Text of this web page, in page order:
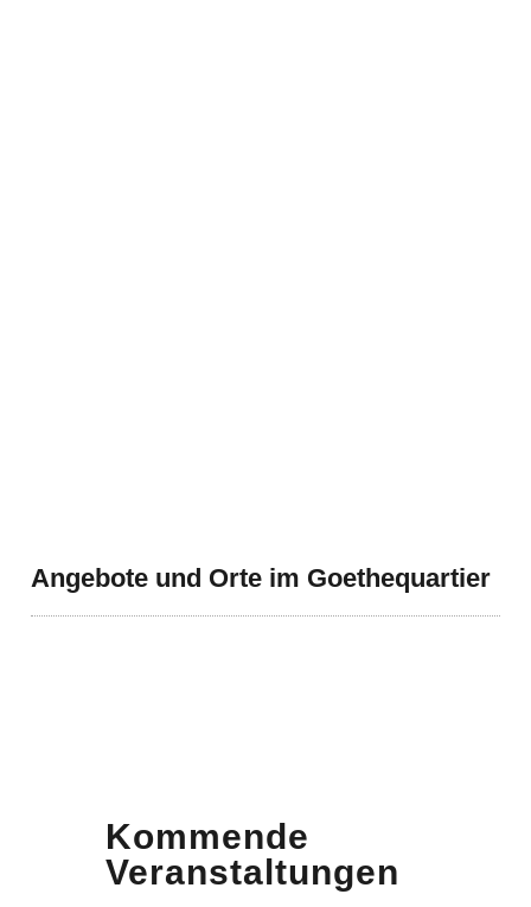
Angebote und Orte im Goethequartier
Kommende
Veranstaltungen